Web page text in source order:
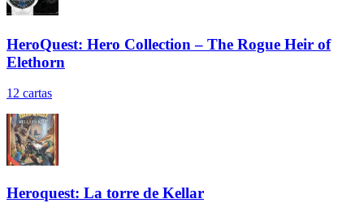
HeroQuest: Hero Collection – The Rogue Heir of
Elethorn
12 cartas
Heroquest: La torre de Kellar